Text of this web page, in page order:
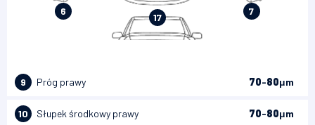
6 7
17
9 Próg prawy 70-80μm
10 Słupek środkowy prawy 70-80μm